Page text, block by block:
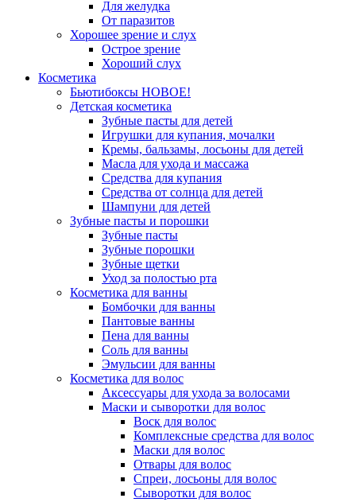
Для желудка
От паразитов
Хорошее зрение и слух
Острое зрение
Хороший слух
Косметика
Бьютибоксы НОВОЕ!
Детская косметика
Зубные пасты для детей
Игрушки для купания, мочалки
Кремы, бальзамы, лосьоны для детей
Масла для ухода и массажа
Средства для купания
Средства от солнца для детей
Шампуни для детей
Зубные пасты и порошки
Зубные пасты
Зубные порошки
Зубные щетки
Уход за полостью рта
Косметика для ванны
Бомбочки для ванны
Пантовые ванны
Пена для ванны
Соль для ванны
Эмульсии для ванны
Косметика для волос
Аксессуары для ухода за волосами
Маски и сыворотки для волос
Воск для волос
Комплексные средства для волос
Маски для волос
Отвары для волос
Спреи, лосьоны для волос
Сыворотки для волос